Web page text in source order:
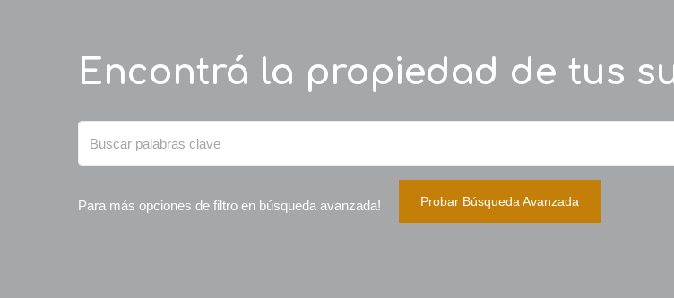
Encontrá la propiedad de tus
Para más opciones de filtro en búsqueda avanzada! Probar Búsqueda Avanzada